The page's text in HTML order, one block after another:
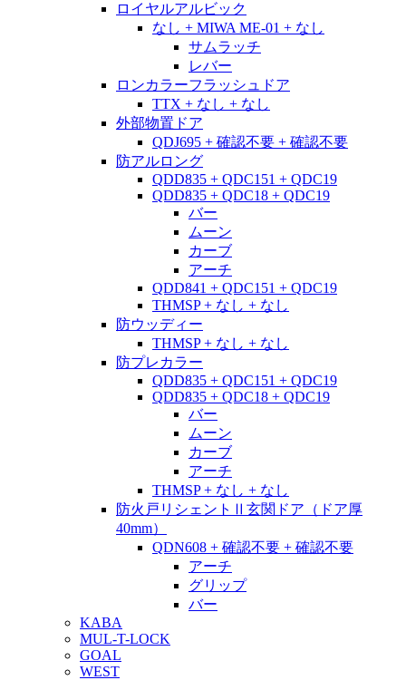
ロイヤルアルビック
なし + MIWA ME-01 + なし
サムラッチ
レバー
ロンカラーフラッシュドア
TTX + なし + なし
外部物置ドア
QDJ695 + 確認不要 + 確認不要
防アルロング
QDD835 + QDC151 + QDC19
QDD835 + QDC18 + QDC19
バー
ムーン
カーブ
アーチ
QDD841 + QDC151 + QDC19
THMSP + なし + なし
防ウッディー
THMSP + なし + なし
防プレカラー
QDD835 + QDC151 + QDC19
QDD835 + QDC18 + QDC19
バー
ムーン
カーブ
アーチ
THMSP + なし + なし
防火戸リシェントⅡ玄関ドア（ドア厚
40mm）
QDN608 + 確認不要 + 確認不要
アーチ
グリップ
バー
KABA
MUL-T-LOCK
GOAL
WEST